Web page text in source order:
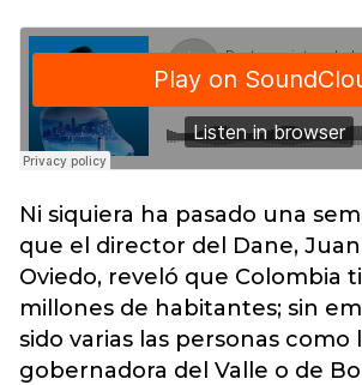
Ni siquiera ha pasado una
que el director del Dane, Juan
Oviedo, reveló que Colombia
millones de habitantes; sin
sido varias las personas como
gobernadora del Valle o de